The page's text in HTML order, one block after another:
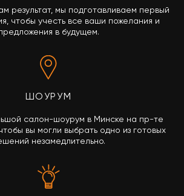
результат, мы подготавливаем первый
чтобы учесть все ваши пожелания и
в будущем.
ШОУРУМ
салон-шоурум в Минске на пр-те
вы могли выбрать одно из готовых
незамедлительно.